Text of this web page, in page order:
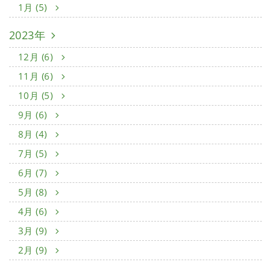
1月 (5)
2023年
12月 (6)
11月 (6)
10月 (5)
9月 (6)
8月 (4)
7月 (5)
6月 (7)
5月 (8)
4月 (6)
3月 (9)
2月 (9)